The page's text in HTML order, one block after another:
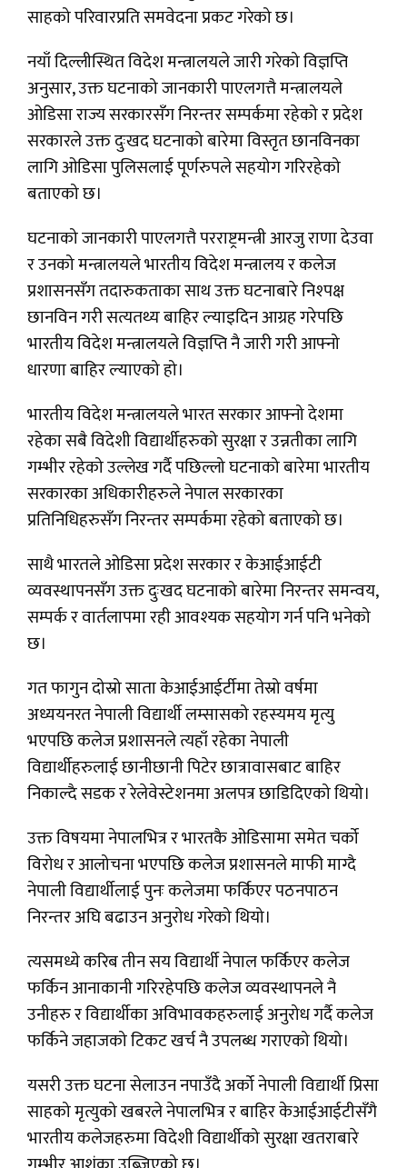
साहको परिवारप्रति समवेदना प्रकट गरेको छ।
नयाँ दिल्लीस्थित विदेश मन्त्रालयले जारी गरेको विज्ञप्ति
अनुसार, उक्त घटनाको जानकारी पाएलगत्तै मन्त्रालयले
ओडिसा राज्य सरकारसँग निरन्तर सम्पर्कमा रहेको र प्रदेश
सरकारले उक्त दुःखद घटनाको बारेमा विस्तृत छानविनका
लागि ओडिसा पुलिसलाई पूर्णरुपले सहयोग गरिरहेको
बताएको छ।
घटनाको जानकारी पाएलगत्तै परराष्ट्रमन्त्री आरजु राणा देउवा
र उनको मन्त्रालयले भारतीय विदेश मन्त्रालय र कलेज
प्रशासनसँग तदारुकताका साथ उक्त घटनाबारे निश्पक्ष
छानविन गरी सत्यतथ्य बाहिर ल्याइदिन आग्रह गरेपछि
भारतीय विदेश मन्त्रालयले विज्ञप्ति नै जारी गरी आफ्नो
धारणा बाहिर ल्याएको हो।
भारतीय विदेश मन्त्रालयले भारत सरकार आफ्नो देशमा
रहेका सबै विदेशी विद्यार्थीहरुको सुरक्षा र उन्नतीका लागि
गम्भीर रहेको उल्लेख गर्दै पछिल्लो घटनाको बारेमा भारतीय
सरकारका अधिकारीहरुले नेपाल सरकारका
प्रतिनिधिहरुसँग निरन्तर सम्पर्कमा रहेको बताएको छ।
साथै भारतले ओडिसा प्रदेश सरकार र केआईआईटी
व्यवस्थापनसँग उक्त दुःखद घटनाको बारेमा निरन्तर समन्वय,
सम्पर्क र वार्तलापमा रही आवश्यक सहयोग गर्न पनि भनेको
छ।
गत फागुन दोस्रो साता केआईआईर्टीमा तेस्रो वर्षमा
अध्ययनरत नेपाली विद्यार्थी लम्सासको रहस्यमय मृत्यु
भएपछि कलेज प्रशासनले त्यहाँ रहेका नेपाली
विद्यार्थीहरुलाई छानीछानी पिटेर छात्रावासबाट बाहिर
निकाल्दै सडक र रेलेवेस्टेशनमा अलपत्र छाडिदिएको थियो।
उक्त विषयमा नेपालभित्र र भारतकै ओडिसामा समेत चर्को
विरोध र आलोचना भएपछि कलेज प्रशासनले माफी माग्दै
नेपाली विद्यार्थीलाई पुनः कलेजमा फर्किएर पठनपाठन
निरन्तर अघि बढाउन अनुरोध गरेको थियो।
त्यसमध्ये करिब तीन सय विद्यार्थी नेपाल फर्किएर कलेज
फर्किन आनाकानी गरिरहेपछि कलेज व्यवस्थापनले नै
उनीहरु र विद्यार्थीका अविभावकहरुलाई अनुरोध गर्दै कलेज
फर्किने जहाजको टिकट खर्च नै उपलब्ध गराएको थियो।
यसरी उक्त घटना सेलाउन नपाउँदै अर्को नेपाली विद्यार्थी प्रिसा
साहको मृत्युको खबरले नेपालभित्र र बाहिर केआईआईटीसँगै
भारतीय कलेजहरुमा विदेशी विद्यार्थीको सुरक्षा खतराबारे